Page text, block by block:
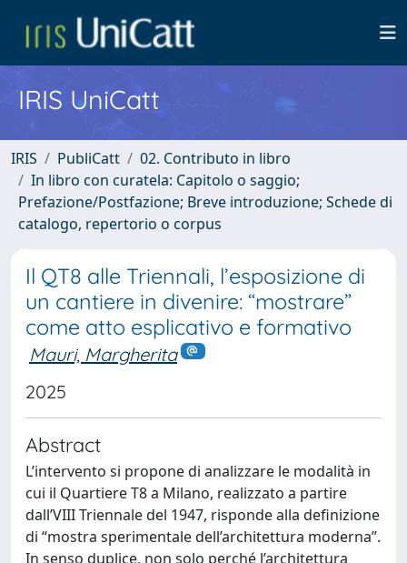
IRIS UniCatt
IRIS PubliCatt
02. Contributo in libro
In libro con curatela: Capitolo o saggio;
Prefazione/Postfazione; Breve introduzione; Schede di
catalogo, repertorio o corpus
Il QT8 alle Triennali, l’esposizione di
un cantiere in divenire: “mostrare”
come atto esplicativo e formativo
Mauri, Margherita
2025
Abstract
L’intervento si propone di analizzare le modalità in
cui il Quartiere T8 a Milano, realizzato a partire
dall’VIII Triennale del 1947, risponde alla definizione
di “mostra sperimentale dell’architettura moderna”.
In senso duplice, non solo perché l’architettura